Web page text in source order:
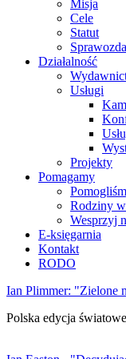
Misja
Cele
Statut
Działalność
Usługi
Projekty
Pomagamy
Rodziny
Wesprzyj
E-księgarnia
Kontakt
RODO
Ian Plimmer: "Zielone
Polska edycja